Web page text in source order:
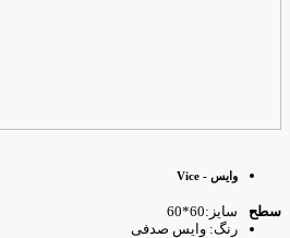
وایس - Vice
سایز:60*60
رنگ: وایس صدفی